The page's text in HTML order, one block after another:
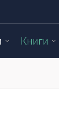
Книги